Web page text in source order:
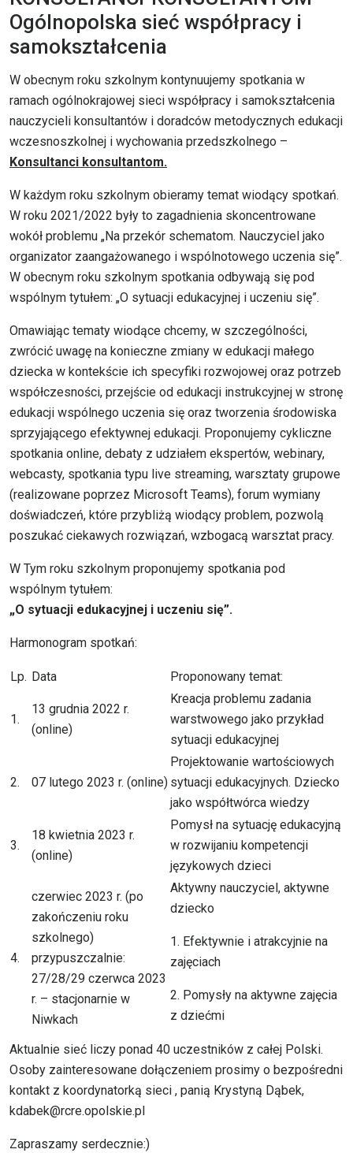
Ogólnopolska sieć współpracy i
samokształcenia
W obecnym roku szkolnym kontynuujemy spotkania w
ramach ogólnokrajowej sieci współpracy i samokształcenia
nauczycieli konsultantów i doradców metodycznych edukacji
wczesnoszkolnej i wychowania przedszkolnego –
Konsultanci konsultantom.
W każdym roku szkolnym obieramy temat wiodący spotkań.
W roku 2021/2022 były to zagadnienia skoncentrowane
wokół problemu „Na przekór schematom. Nauczyciel jako
organizator zaangażowanego i wspólnotowego uczenia się”.
W obecnym roku szkolnym spotkania odbywają się pod
wspólnym tytułem: „O sytuacji edukacyjnej i uczeniu się”.
Omawiając tematy wiodące chcemy, w szczególności,
zwrócić uwagę na konieczne zmiany w edukacji małego
dziecka w kontekście ich specyfiki rozwojowej oraz potrzeb
współczesności, przejście od edukacji instrukcyjnej w stronę
edukacji wspólnego uczenia się oraz tworzenia środowiska
sprzyjającego efektywnej edukacji. Proponujemy cykliczne
spotkania online, debaty z udziałem ekspertów, webinary,
webcasty, spotkania typu live streaming, warsztaty grupowe
(realizowane poprzez Microsoft Teams), forum wymiany
doświadczeń, które przybliżą wiodący problem, pozwolą
poszukać ciekawych rozwiązań, wzbogacą warsztat pracy.
W Tym roku szkolnym proponujemy spotkania pod
wspólnym tytułem:
„O sytuacji edukacyjnej i uczeniu się”.
Harmonogram spotkań:
Lp. Data Proponowany temat:
1.
13 grudnia 2022 r.
(online)
Kreacja problemu zadania
warstwowego jako przykład
sytuacji edukacyjnej
2. 07 lutego 2023 r. (online)
Projektowanie wartościowych
sytuacji edukacyjnych. Dziecko
jako współtwórca wiedzy
3.
18 kwietnia 2023 r.
(online)
Pomysł na sytuację edukacyjną
w rozwijaniu kompetencji
językowych dzieci
4.
czerwiec 2023 r. (po
zakończeniu roku
szkolnego)
przypuszczalnie:
27/28/29 czerwca 2023
r. – stacjonarnie w
Niwkach
Aktywny nauczyciel, aktywne
dziecko
1. Efektywnie i atrakcyjnie na
zajęciach
2. Pomysły na aktywne zajęcia
z dziećmi
Aktualnie sieć liczy ponad 40 uczestników z całej Polski.
Osoby zainteresowane dołączeniem prosimy o bezpośredni
kontakt z koordynatorką sieci , panią Krystyną Dąbek,
kdabek@rcre.opolskie.pl
Zapraszamy serdecznie:)